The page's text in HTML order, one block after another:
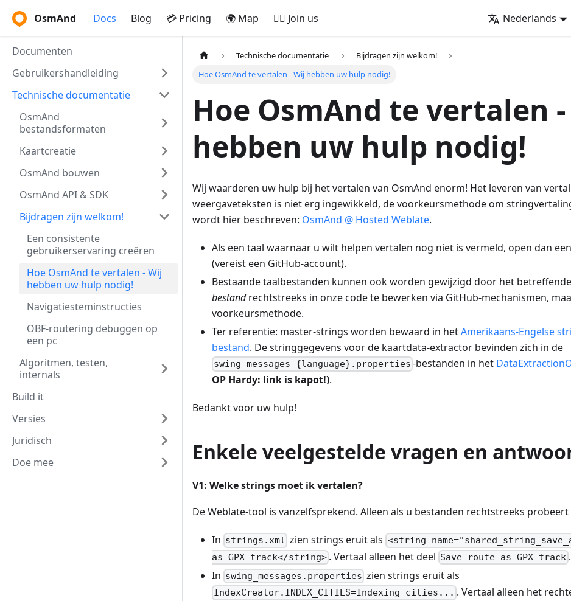
OsmAnd Docs Blog 💳 Pricing 🌍 Map 🚵‍♂️ Join us Nederlands
Documenten
Gebruikershandleiding
Technische documentatie
OsmAnd
bestandsformaten
Kaartcreatie
OsmAnd bouwen
OsmAnd API & SDK
Bijdragen zijn welkom!
Een consistente
gebruikerservaring creëren
Hoe OsmAnd te vertalen - Wij
hebben uw hulp nodig!
Navigatiesteminstructies
OBF-routering debuggen op
een pc
Algoritmen, testen,
internals
Build it
Versies
Juridisch
Doe mee
Technische documentatie
Bijdragen zijn welkom!
Hoe OsmAnd te vertalen - Wij hebben uw hulp nodig!
Hoe OsmAnd te vertalen
hebben uw hulp nodig!
Wij waarderen uw hulp bij het vertalen van OsmAnd enorm! Het leveren van
weergaveteksten is niet erg ingewikkeld, de voorkeursmethode om
wordt hier beschreven: OsmAnd @ Hosted Weblate.
Als een taal waarnaar u wilt helpen vertalen nog niet is vermeld, open dan
(vereist een GitHub-account).
Bestaande taalbestanden kunnen ook worden gewijzigd door het betreffende
bestandrechtstreeks in onze code te bewerken via GitHub-mechanismen,
voorkeursmethode.
Ter referentie: master-strings worden bewaard in hetAmerikaans-Engelse
bestand. De stringgegevens voor de kaartdata-extractor bevinden zich in de
swing_messages_{language}.properties -bestanden in het
OP Hardy: link is kapot!).
Bedankt voor uw hulp!
Enkele veelgestelde vragen en
V1: Welke strings moet ik vertalen?
De Weblate-tool is vanzelfsprekend. Alleen als u bestanden rechtstreeks
In strings.xml zien strings eruit als <string
as GPX track</string> . Vertaal alleen het deel Save route as GPX track.
In swing_messages.properties zien strings eruit als
IndexCreator.INDEX_CITIES=Indexing cities... . Vertaal alleen het